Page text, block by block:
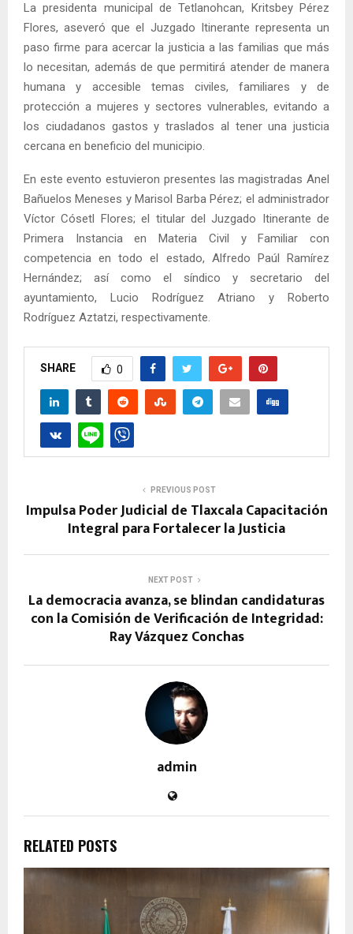
La presidenta municipal de Tetlanohcan, Kritsbey Pérez
Flores, aseveró que el Juzgado Itinerante representa un
paso firme para acercar la justicia a las familias que más
lo necesitan, además de que permitirá atender de manera
humana y accesible temas civiles, familiares y de
protección a mujeres y sectores vulnerables, evitando a
los ciudadanos gastos y traslados al tener una justicia
cercana en beneficio del municipio.
En este evento estuvieron presentes las magistradas Anel
Bañuelos Meneses y Marisol Barba Pérez; el administrador
Víctor Cósetl Flores; el titular del Juzgado Itinerante de
Primera Instancia en Materia Civil y Familiar con
competencia en todo el estado, Alfredo Paúl Ramírez
Hernández; así como el síndico y secretario del
ayuntamiento, Lucio Rodríguez Atriano y Roberto
Rodríguez Aztatzi, respectivamente.
SHARE 0
PREVIOUS POST
Impulsa Poder Judicial de Tlaxcala Capacitación
Integral para Fortalecer la Justicia
NEXT POST
La democracia avanza, se blindan candidaturas
con la Comisión de Verificación de Integridad:
Ray Vázquez Conchas
admin
RELATED POSTS